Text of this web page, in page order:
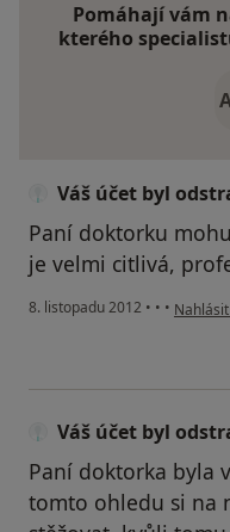
Pomáhají vám
kterého
Váš účet byl
Paní doktorku
je velmi citlivá,
8. listopadu 2012 • • • podle
Váš účet byl
Paní doktorka byla
tomto ohledu si na